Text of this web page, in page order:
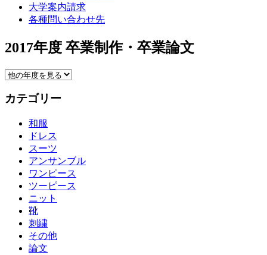
大学案内請求
各種問い合わせ先
2017年度 卒業制作・卒業論文
カテゴリー
和服
ドレス
スーツ
アンサンブル
ワンピース
ツーピース
ニット
靴
刺繍
その他
論文